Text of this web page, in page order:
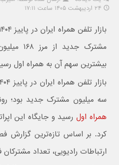
۲۴ اردیبهشت ۱۴۰۵ ساعت ۱۷:۱۱
مشترک
بیشترین سهم آن به همراه اول
سه میلیون مشترک جدید بود؛
همراه اولرسید و جایگاه این
کرد. بر اساس تازه‌ترین گزارش
ارتباطات رادیویی، تعداد